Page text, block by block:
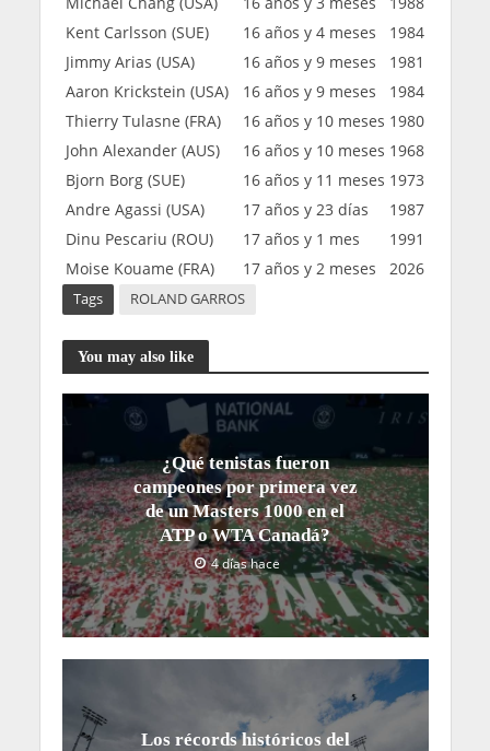
Kent Carlsson (SUE)
16 años y 4 meses
1984
Jimmy Arias (USA)
16 años y 9 meses
1981
Aaron Krickstein (USA)
16 años y 9 meses
1984
Thierry Tulasne (FRA)
16 años y 10 meses 1980
John Alexander (AUS)
16 años y 10 meses 1968
Bjorn Borg (SUE)
16 años y 11 meses 1973
Andre Agassi (USA)
17 años y 23 días
1987
Dinu Pescariu (ROU)
17 años y 1 mes
1991
Moise Kouame (FRA)
17 años y 2 meses 2026
Tags ROLAND GARROS
You may also like
¿Qué tenistas fueron
campeones por primera vez
de un Masters 1000 en el
ATP o WTA Canadá?
4 días hace
Los récords históricos del